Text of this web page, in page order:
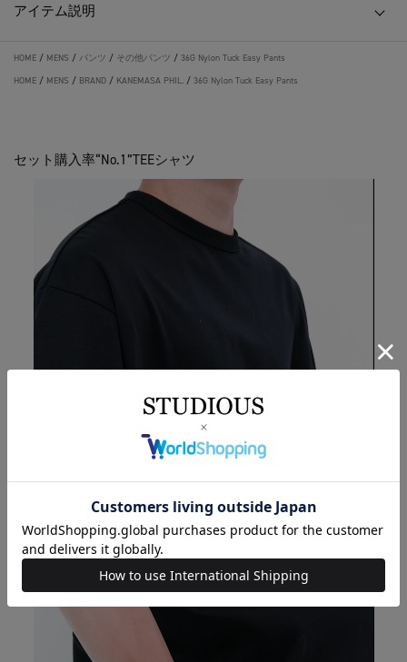
アイテム説明
HOME / MENS / パンツ / その他パンツ / 36G Nylon Tuck Easy Pants
HOME / MENS / BRAND / KANEMASA PHIL. / 36G Nylon Tuck Easy Pants
セット購入率“No.1”TEEシャツ